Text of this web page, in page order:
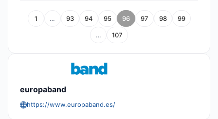
1 … 93 94 95 96 97 98 99
… 107
europaband
https://www.europaband.es/